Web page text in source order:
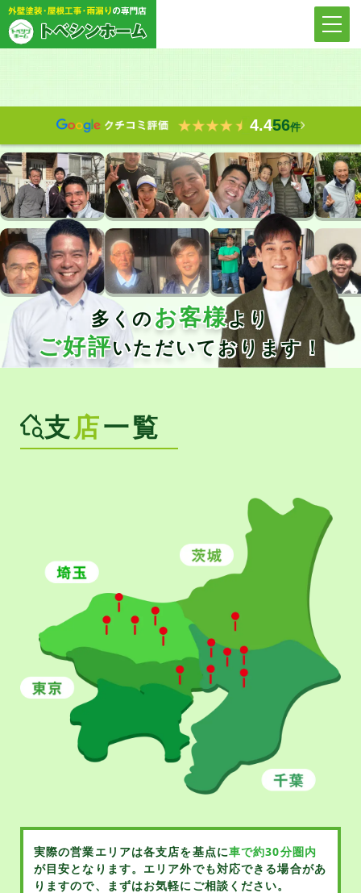
4.456件
多くのお客様より
ご好評いただいております！
支店一覧
実際の営業エリアは各支店を基点に車で約30分圏内
が目安となります。 エリア外でも対応できる場合があ
りますので、まずはお気軽にご相談ください。